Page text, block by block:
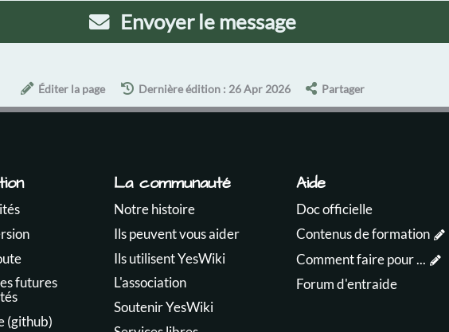
Envoyer le message
Éditer la page Dernière édition : 26 Apr 2026 Partager
futures
(github)
La communauté
Notre histoire
Ils peuvent vous aider
Ils utilisent YesWiki
L'association
Soutenir YesWiki
Aide
Doc officielle
Contenus de formation
Comment faire pour ...
Forum d'entraide